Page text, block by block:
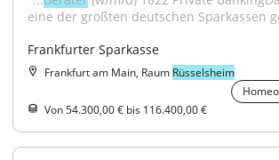
eine der größten deutschen Sparkassen
Frankfurter Sparkasse
Frankfurt am Main, Raum Rüsselsheim
Von 54.300,00 € bis 116.400,00 €